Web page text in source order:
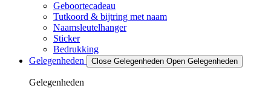
Geboortecadeau
Tutkoord & bijtring met naam
Naamsleutelhanger
Sticker
Bedrukking
Gelegenheden
Close Gelegenheden Open Gelegenheden
Gelegenheden